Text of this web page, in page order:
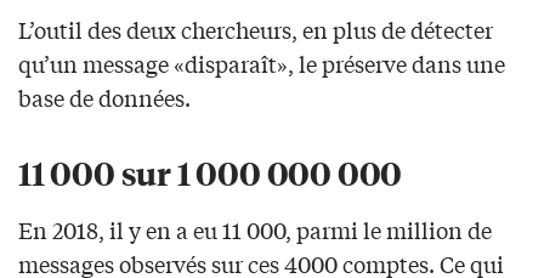
L’outil des deux chercheurs, en plus de détecter
qu’un message «disparaît», le préserve dans une
base de données.
11 000 sur 1 000 000 000
En 2018, il y en a eu 11 000, parmi le million de
messages observés sur ces 4000 comptes. Ce qui